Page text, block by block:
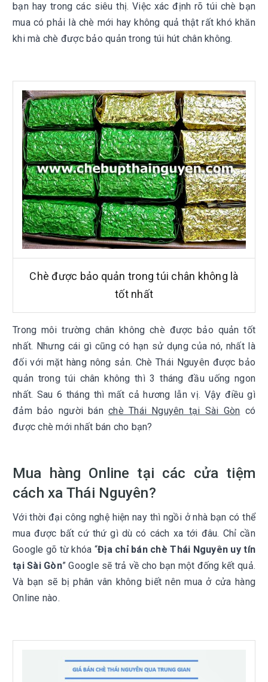
bạn hay trong các siêu thị. Việc xác định rõ túi chè bạn
mua có phải là chè mới hay không quả thật rất khó khăn
khi mà chè được bảo quản trong túi hút chân không.
Chè được bảo quản trong túi chân không là
tốt nhất
Trong môi trường chân không chè được bảo quản tốt
nhất. Nhưng cái gì cũng có hạn sử dụng của nó, nhất là
đối với mặt hàng nông sản. Chè Thái Nguyên được bảo
quản trong túi chân không thì 3 tháng đầu uống ngon
nhất. Sau 6 tháng thì mất cả hương lẫn vị. Vậy điều gì
đảm bảo người bánchè Thái Nguyên tại Sài Gòn có
được chè mới nhất bán cho bạn?
Mua hàng Online tại các cửa tiệm
cách xa Thái Nguyên?
Với thời đại công nghệ hiện nay thì ngồi ở nhà bạn có thể
mua được bất cứ thứ gì dù có cách xa tới đâu. Chỉ cần
Google gõ từ khóa “Địa chỉ bán chè Thái Nguyên uy tín
tại Sài Gòn” Google sẽ trả về cho bạn một đống kết quả.
Và bạn sẽ bị phân vân không biết nên mua ở cửa hàng
Online nào.